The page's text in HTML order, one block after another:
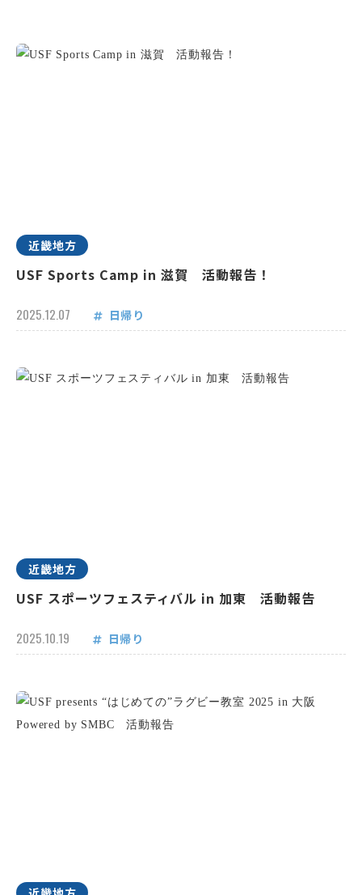
近畿地方
USF Sports Camp in 滋賀 活動報告！
2025.12.07 日帰り
近畿地方
USF スポーツフェスティバル in 加東 活動報告
2025.10.19 日帰り